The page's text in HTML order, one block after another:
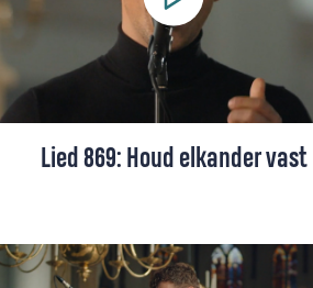
Lied 869: Houd elkander vast
door Jonathan Vroege. Met
tekst.